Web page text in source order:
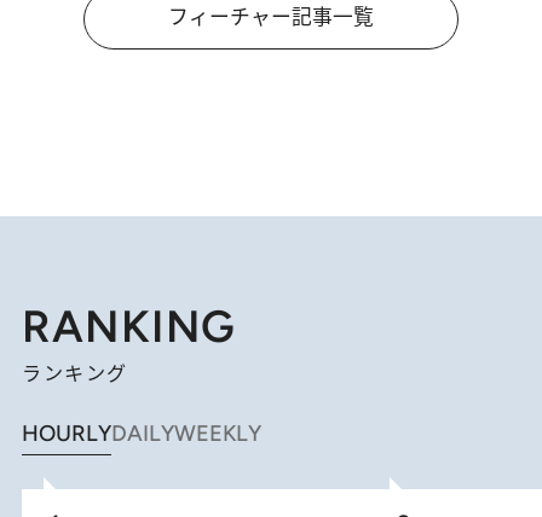
フィーチャー記事一覧
RANKING
ランキング
HOURLYDAILYWEEKLY